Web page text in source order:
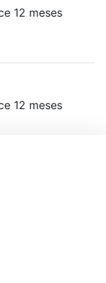
12 meses
12 meses